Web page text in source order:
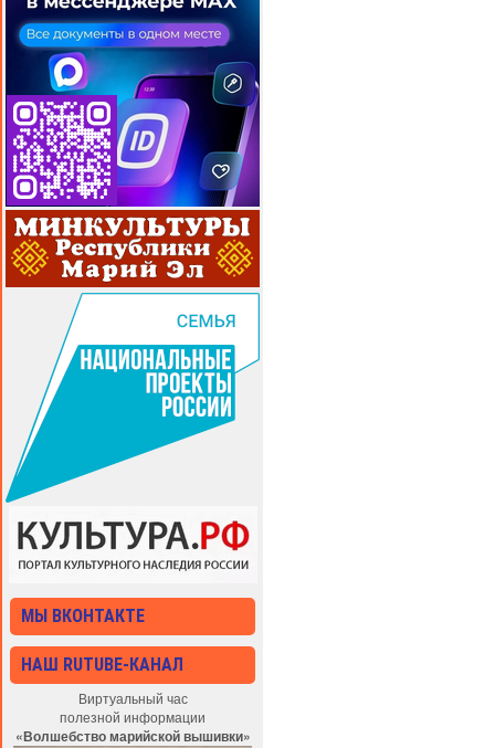
МЫ ВКОНТАКТЕ
НАШ RUTUBE-КАНАЛ
Виртуальный час
полезной информации
«Волшебство марийской вышивки»